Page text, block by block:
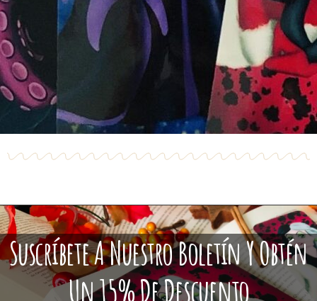
Suscríbete A Nuestro Boletín Y Obtén
Un 15% De Descuento